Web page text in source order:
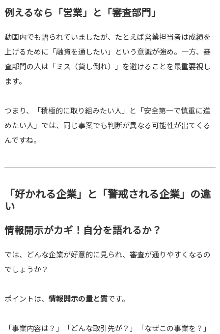
例えるなら「営業」と「審査部門」
動画内でも語られていましたが、たとえば営業担当者は成績を
上げるために「融資を通したい」という意識が強め。一方、審
査部門の人は「ミス（貸し倒れ）」を避けることを最重要視し
ます。
つまり、「積極的に取り組みたい人」と「安全第一で慎重に進
めたい人」では、同じ事案でも判断が異なる可能性が出てくる
んですね。
「好かれる企業」と「警戒される企業」の違
い
情報開示がカギ！自分を語れるか？
では、どんな企業が好意的に見られ、審査が通りやすくなるの
でしょうか？
ポイントは、 情報開示の量と質です。
「事業内容は？」「どんな取引先が？」「なぜこの事業を？」